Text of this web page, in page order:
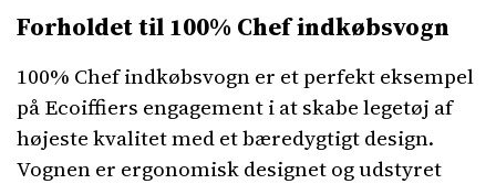
Forholdet til 100% Chef indkøbsvogn
100% Chef indkøbsvogn er et perfekt eksempel
på Ecoiffiers engagement i at skabe legetøj af
højeste kvalitet med et bæredygtigt design.
Vognen er ergonomisk designet og udstyret